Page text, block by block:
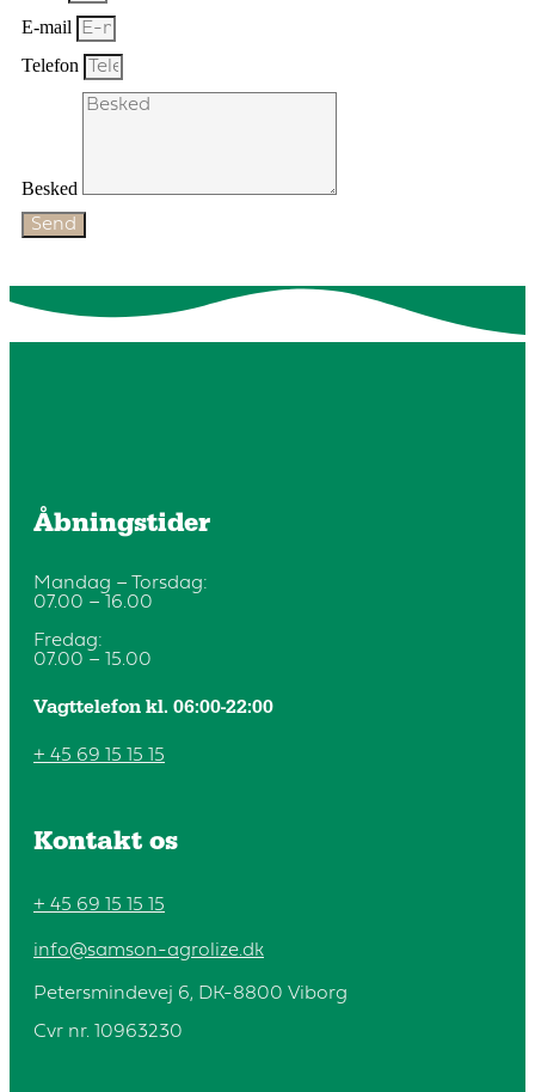
E-mail
Telefon
Besked
Send
Åbningstider
Mandag – Torsdag:
07.00 – 16.00
Fredag:
07.00 – 15.00
Vagttelefon kl. 06:00-22:00
+ 45 69 15 15 15
Kontakt os
+ 45 69 15 15 15
info@samson-agrolize.dk
Petersmindevej 6, DK-8800 Viborg
Cvr nr. 10963230